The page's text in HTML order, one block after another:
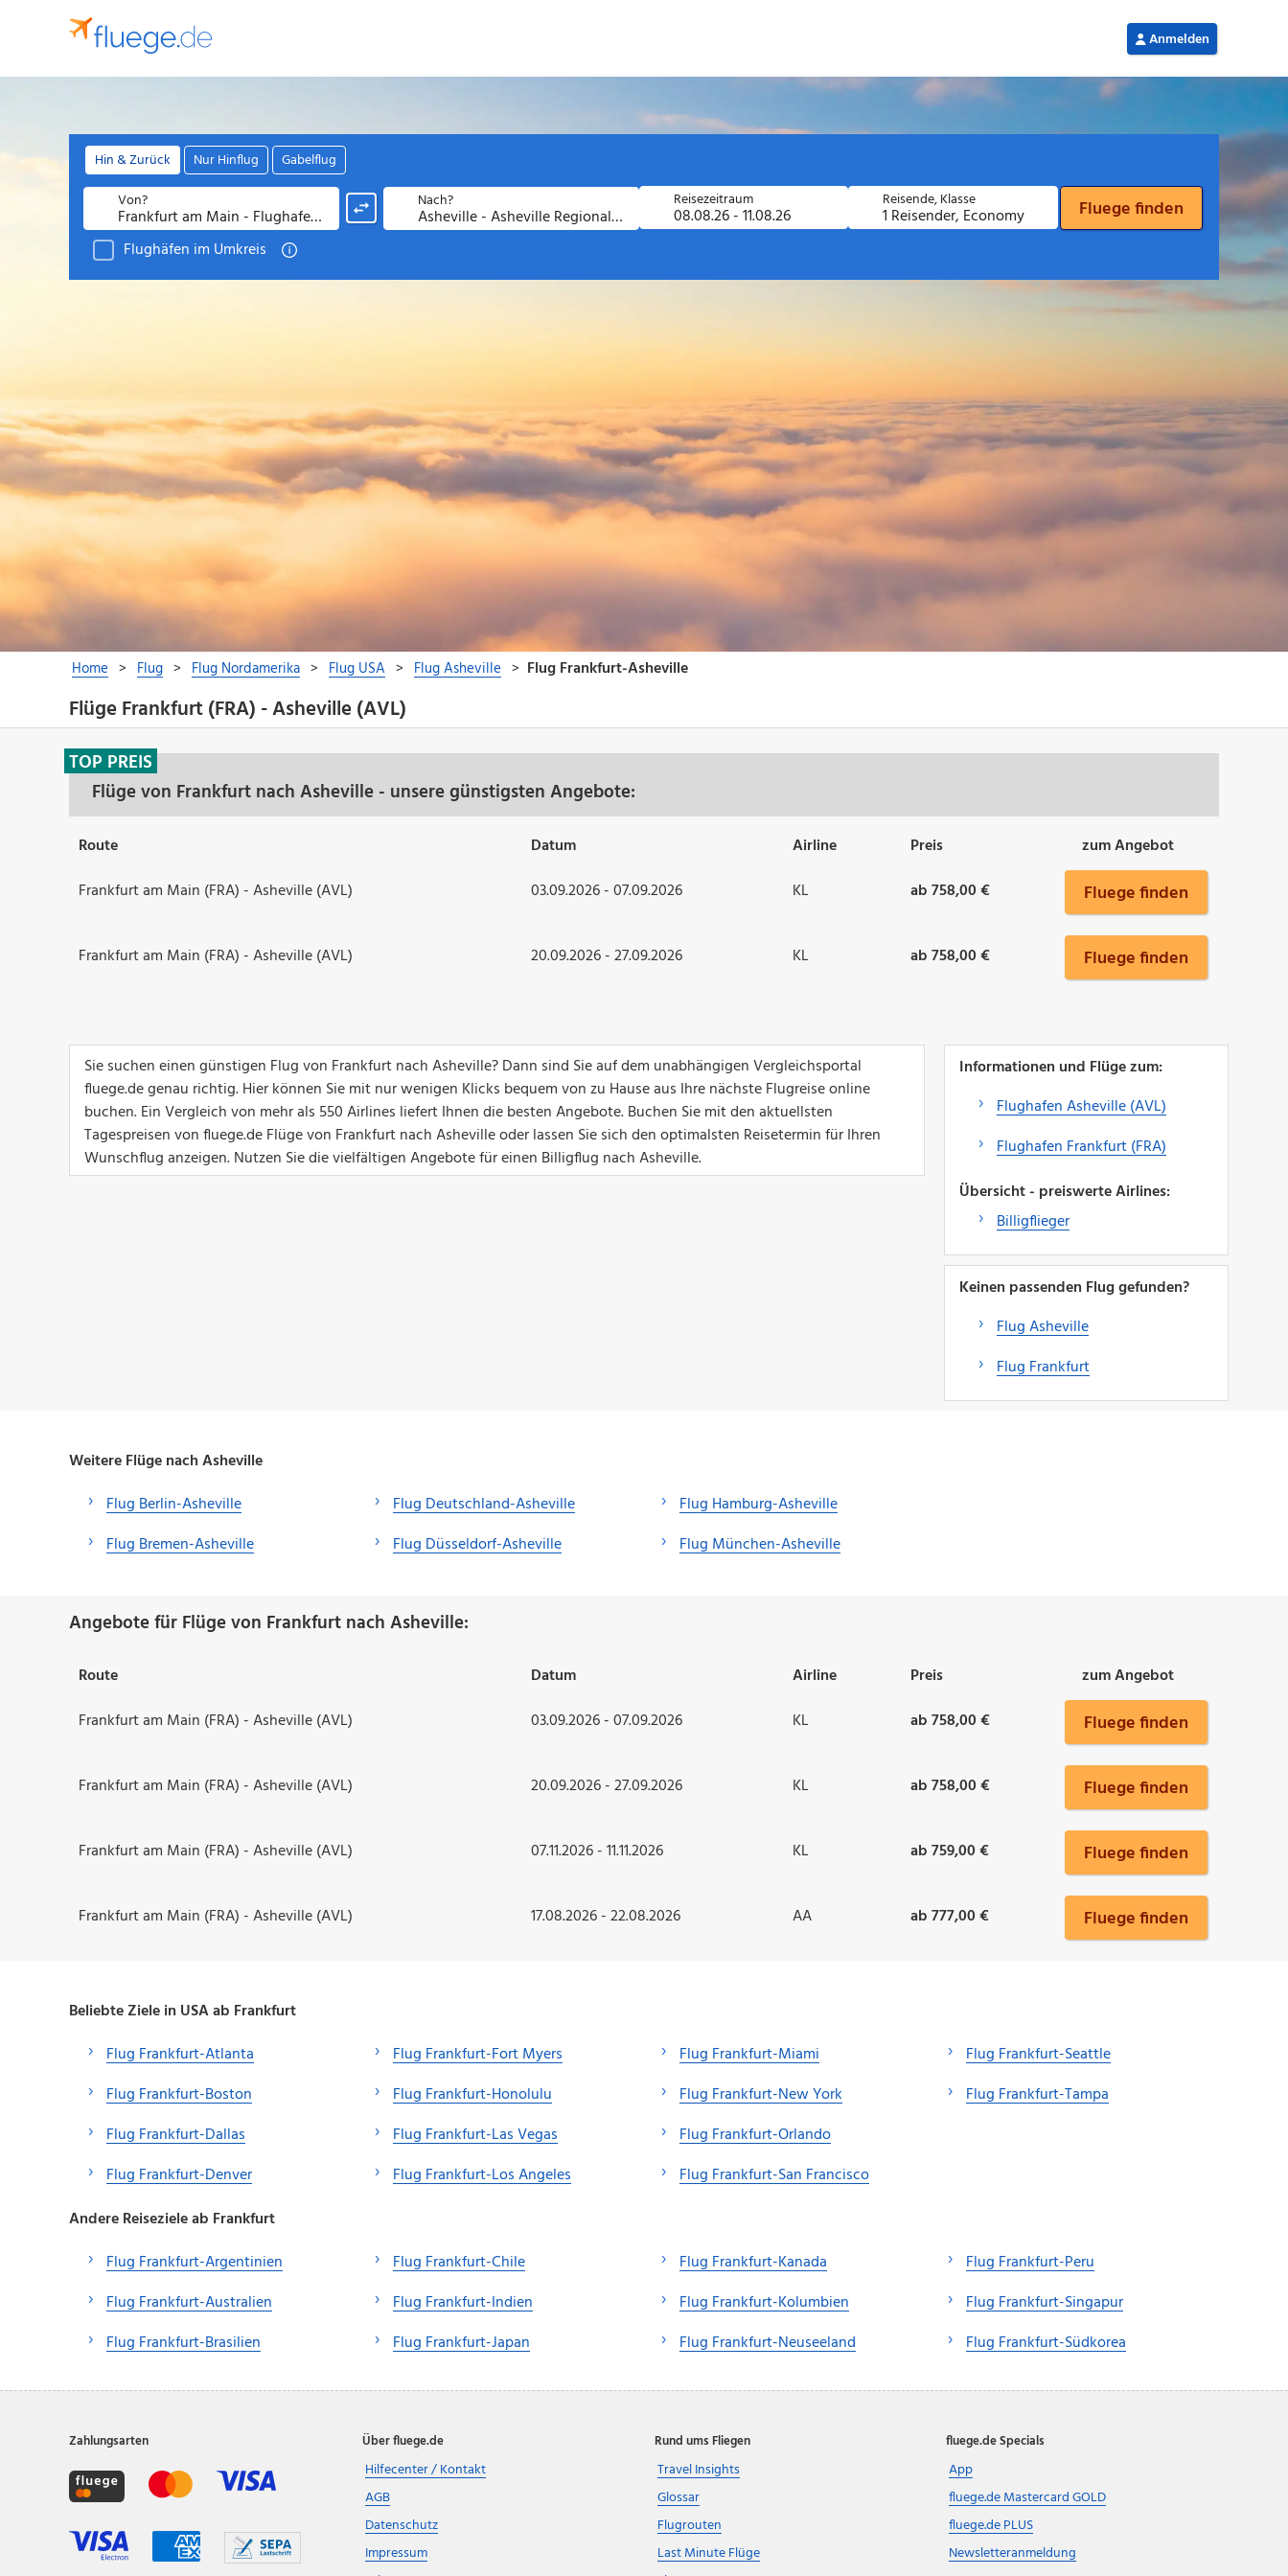
Flüge Frankfurt (FRA) - Asheville (AVL)
Flüge von Frankfurt nach Asheville - unsere günstigsten Angebote:
TOP PREIS
Route Datum Airline Preis
zum Angebot
Frankfurt am Main (FRA) - Asheville (AVL)
03.09.2026 - 07.09.2026 KL ab 758,00 € Fluege finden
Frankfurt am Main (FRA) - Asheville (AVL) 20.09.2026 - 27.09.2026 KL ab 758,00 € Fluege finden
Sie suchen einen günstigen Flug von Frankfurt nach Asheville? Dann sind Sie auf dem unabhängigen Vergleichsportal
fluege.de genau richtig. Hier können Sie mit nur wenigen Klicks bequem von zu Hause aus Ihre nächste Flugreise online
buchen. Ein Vergleich von mehr als 550 Airlines liefert Ihnen die besten Angebote. Buchen Sie mit den aktuellsten
Tagespreisen von fluege.de Flüge von Frankfurt nach Asheville oder lassen Sie sich den optimalsten Reisetermin für Ihren
Wunschflug anzeigen. Nutzen Sie die vielfältigen Angebote für einen Billigflug nach Asheville.
Informationen und Flüge zum:
Flughafen Asheville (AVL)
Flughafen Frankfurt (FRA)
Übersicht - preiswerte Airlines:
Billigflieger
Keinen passenden Flug gefunden?
Flug Asheville
Flug Frankfurt
Weitere Flüge nach Asheville
Flug Berlin-Asheville
Flug Bremen-Asheville
Flug Deutschland-Asheville
Flug Düsseldorf-Asheville
Flug Hamburg-Asheville
Flug München-Asheville
Angebote für Flüge von Frankfurt nach Asheville:
Route Datum Airline Preis
zum Angebot
Frankfurt am Main (FRA) - Asheville (AVL)
03.09.2026 - 07.09.2026 KL ab 758,00 € Fluege finden
Frankfurt am Main (FRA) - Asheville (AVL) 20.09.2026 - 27.09.2026 KL ab 758,00 € Fluege finden
Frankfurt am Main (FRA) - Asheville (AVL) 07.11.2026 - 11.11.2026 KL ab 759,00 € Fluege finden
Frankfurt am Main (FRA) - Asheville (AVL) 17.08.2026 - 22.08.2026 AA ab 777,00 € Fluege finden
Beliebte Ziele in USA ab Frankfurt
Flug Frankfurt-Atlanta
Flug Frankfurt-Boston
Flug Frankfurt-Dallas
Flug Frankfurt-Denver
Flug Frankfurt-Fort Myers
Flug Frankfurt-Honolulu
Flug Frankfurt-Las Vegas
Flug Frankfurt-Los Angeles
Flug Frankfurt-Miami
Flug Frankfurt-New York
Flug Frankfurt-Orlando
Flug Frankfurt-San Francisco
Flug Frankfurt-Seattle
Flug Frankfurt-Tampa
Andere Reiseziele ab Frankfurt
Flug Frankfurt-Argentinien
Flug Frankfurt-Australien
Flug Frankfurt-Brasilien
Flug Frankfurt-Chile
Flug Frankfurt-Indien
Flug Frankfurt-Japan
Flug Frankfurt-Kanada
Flug Frankfurt-Kolumbien
Flug Frankfurt-Neuseeland
Flug Frankfurt-Peru
Flug Frankfurt-Singapur
Flug Frankfurt-Südkorea